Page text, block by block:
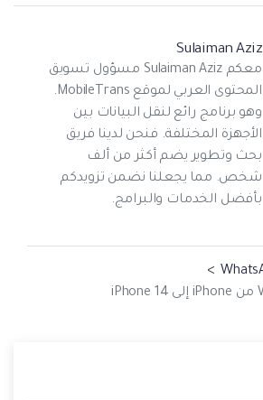
Sulaiman Aziz
معكم Sulaiman Aziz مسؤول تسويق
المحتوى العربي لموقع MobileTrans.
وهو برنامج رائع لنقل البيانات بين
الأجهزة المختلفة. فنحن لدينا فريق
بحث وتطوير يضم أكثر من ألف
شخص. مما يجعلنا نضمن تزويدكم
بأفضل الخدمات والبرامج.
>